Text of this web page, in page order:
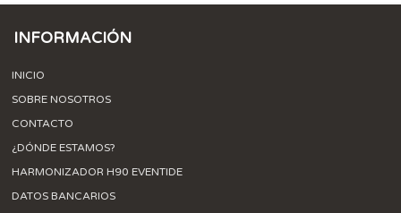
INFORMACIÓN
INICIO
SOBRE NOSOTROS
CONTACTO
¿DÓNDE ESTAMOS?
HARMONIZADOR H90 EVENTIDE
DATOS BANCARIOS